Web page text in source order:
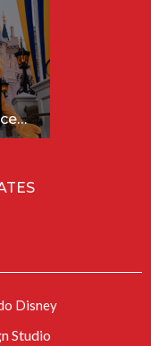
As perguntas que eu mais recebo sobre a Disney (e as respostas mais sinceras!)
Disney
Studio